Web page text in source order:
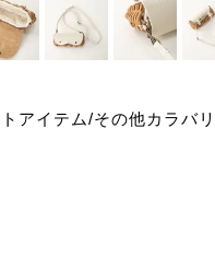
アイテム/その他カラバリ